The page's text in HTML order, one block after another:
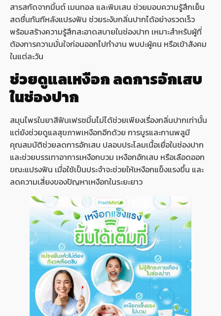
สารสกัดจากมิ้นต์ เมนทอล และพิมเสน ช่วยมอบความรู้สึกเย็น
สดชื่นทันทีหลังแปรงฟัน ช่วยระงับกลิ่นปากได้อย่างรวดเร็ว
พร้อมสร้างความรู้สึกสะอาดสบายในช่องปาก เหมาะสำหรับผู้ที่
ต้องการความมั่นใจก่อนออกไปทำงาน พบปะผู้คน หรือเข้าสังคม
ในแต่ละวัน
ช่วยดูแลเหงือก ลดการอักเสบ
ในช่องปาก
สมุนไพรในยาสีฟันเฟรชมิ้นไม่ได้ช่วยเพียงเรื่องกลิ่นปากเท่านั้น
แต่ยังช่วยดูแลสุขภาพเหงือกอีกด้วย การบูรและกานพลูมี
คุณสมบัติช่วยลดการอักเสบ ปลอบประโลมเนื้อเยื่อในช่องปาก
และช่วยบรรเทาอาการเหงือกบวม เหงือกอักเสบ หรือเลือดออก
ขณะแปรงฟัน เมื่อใช้เป็นประจำจะช่วยให้เหงือกแข็งแรงขึ้น และ
ลดความเสี่ยงของปัญหาเหงือกในระยะยาว